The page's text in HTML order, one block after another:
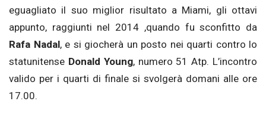
eguagliato il suo miglior risultato a Miami, gli ottavi
appunto, raggiunti nel 2014 ,quando fu sconfitto da
Rafa Nadal, e si giocherà un posto nei quarti contro lo
statunitense Donald Young, numero 51 Atp. L’incontro
valido per i quarti di finale si svolgerà domani alle ore
17.00.